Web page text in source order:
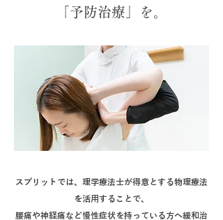
「予防治療」を。
スプリットでは、理学療法士が得意とする物理療法
を活用することで、
腰痛や神経痛など​慢性症状を持っている方へ緩和治